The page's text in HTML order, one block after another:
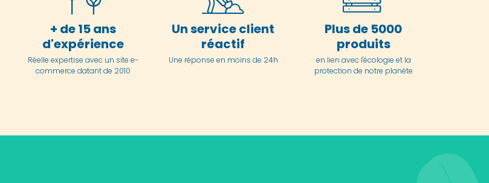
+ de 15 ans
d'expérience
Réelle expertise avec un site e-
commerce datant de 2010
Un service client
réactif
Une réponse en moins de 24h
Plus de 5000
produits
en lien avec l'écologie et la
protection de notre planète